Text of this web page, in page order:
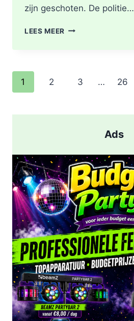
zijn geschoten. De politie…
LEES MEER SCHOTEN
GEWONDE
NA
Paginanavigatie
1 2 3 … 26
Ads